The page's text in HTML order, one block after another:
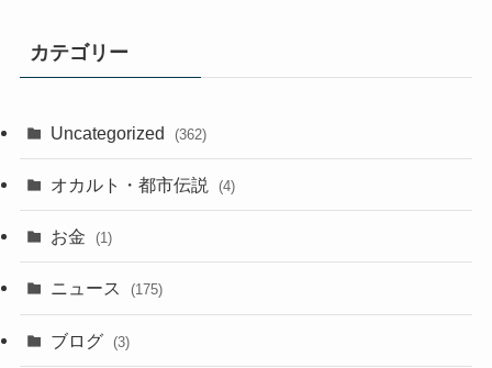
カテゴリー
Uncategorized (362)
オカルト・都市伝説 (4)
お金 (1)
ニュース (175)
ブログ (3)